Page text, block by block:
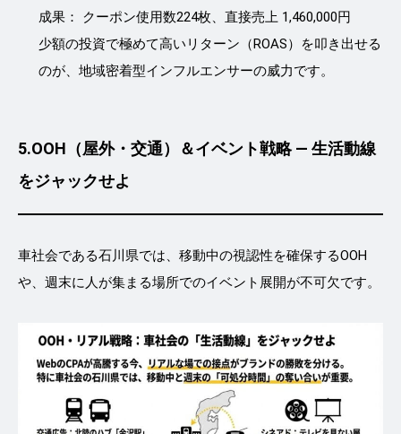
成果： クーポン使用数224枚、直接売上 1,460,000円
少額の投資で極めて高いリターン（ROAS）を叩き出せる
のが、地域密着型インフルエンサーの威力です。
5.OOH（屋外・交通）＆イベント戦略 ― 生活動線
をジャックせよ
車社会である石川県では、移動中の視認性を確保するOOH
や、週末に人が集まる場所でのイベント展開が不可欠です。